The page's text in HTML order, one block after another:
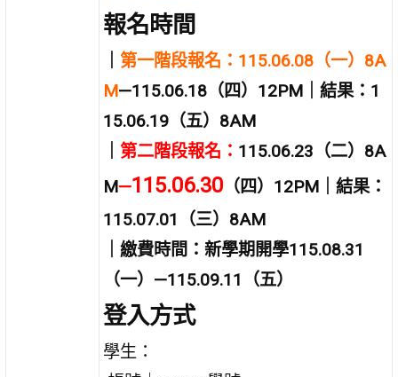
報名時間
｜第一階段報名：115.06.08（一）8A
M—115.06.18（四）12PM｜結果：1
15.06.19（五）8AM
｜第二階段報名： 115.06.23（二）8A
M—115.06.30 （四）12PM｜結果：
115.07.01（三）8AM
｜繳費時間：新學期開學115.08.31
（一）—115.09.11（五）
登入方式
學生：